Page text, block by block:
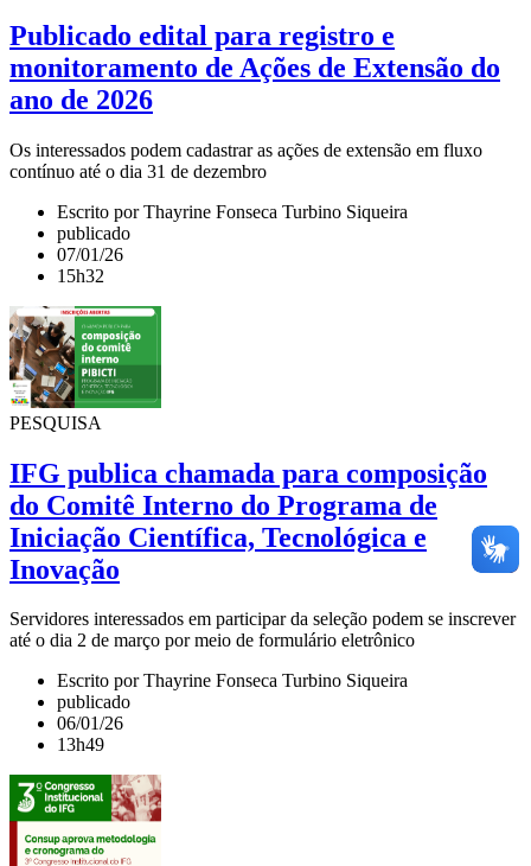
Publicado edital para registro e
monitoramento de Ações de Extensão do
ano de 2026
Os interessados podem cadastrar as ações de extensão em fluxo
contínuo até o dia 31 de dezembro
Escrito por Thayrine Fonseca Turbino Siqueira
publicado
07/01/26
15h32
PESQUISA
IFG publica chamada para composição
do Comitê Interno do Programa de
Iniciação Científica, Tecnológica e
Inovação
Servidores interessados em participar da seleção podem se inscrever
até o dia 2 de março por meio de formulário eletrônico
Escrito por Thayrine Fonseca Turbino Siqueira
publicado
06/01/26
13h49